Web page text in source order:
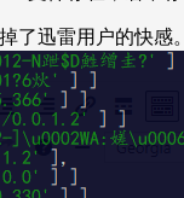
了迅雷用户的快感。